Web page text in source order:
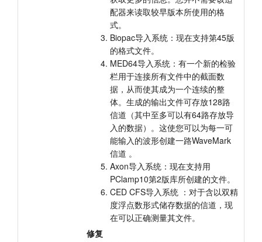
配器来读取较早版本所使用的格
式。
Biopac导入系统：现在支持第45版
的格式文件。
MED64导入系统：有一个新的检验
栏用于连接所有文件中的截面数
据，从而使其成为一个连续的整
体。生成的输出文件可存放128路
信道（其中至多可以有64路存放导
入的数据）。这使您可以为每一可
能输入的波形创建一路WaveMark
信道 。
Axon导入系统：现在支持用
PClamp10第2版库所创建的文件。
CED CFS导入系统 ：对于含以双精
度浮点数形式储存数据的信道，现
在可以正确测量其文件。
修复